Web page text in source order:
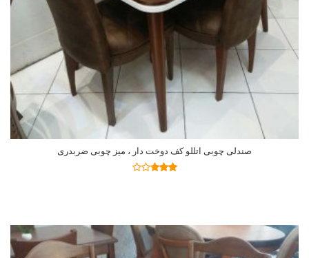
صندلی چوبی اتللو کف دوخت دار ، میز چوبی ضربدری
اطلاعات بیشتر